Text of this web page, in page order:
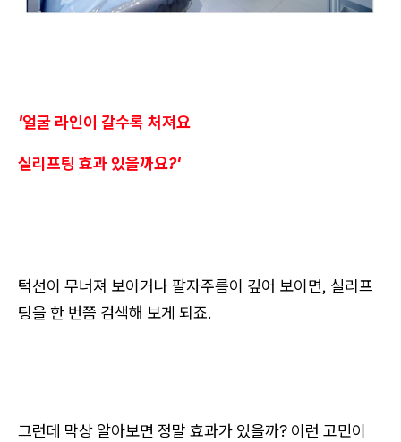
'얼굴 라인이 갈수록 처져요
실리프팅 효과 있을까요?'
턱선이 무너져 보이거나 팔자주름이 깊어 보이면, 실리프
팅을 한 번쯤 검색해 보게 되죠.
그런데 막상 알아보면 정말 효과가 있을까? 이런 고민이